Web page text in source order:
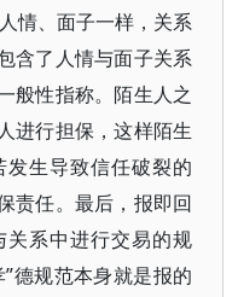
情、面子一样，关系
含了人情与面子关系
般性指称。陌生人之
进行担保，这样陌生
生导致信任破裂的
责任。最后，报即回
系中进行交易的规
德规范本身就是报的